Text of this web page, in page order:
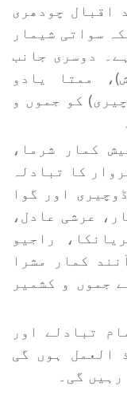
اقبال چودھری
سواتی شیمار
دوسری جانب
ممتا یادو
کو جموں و
کمار شرما،
کا تبادلہ
اور گوا
عرشی عادل،
راجیو
کمار مشرا
جموں و کشمیر
تبادلے اور
العمل ہوں گی
گی۔